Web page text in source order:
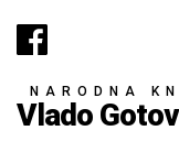
NARODNA
Vlado